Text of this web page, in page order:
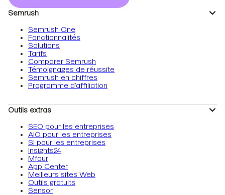
Semrush
Semrush One
Fonctionnalités
Solutions
Tarifs
Comparer Semrush
Témoignages de réussite
Semrush en chiffres
Programme d’affiliation
Outils extras
SEO pour les entreprises
AIO pour les entreprises
SI pour les entreprises
Insights24
Mfour
App Center
Meilleurs sites Web
Outils gratuits
Sensor